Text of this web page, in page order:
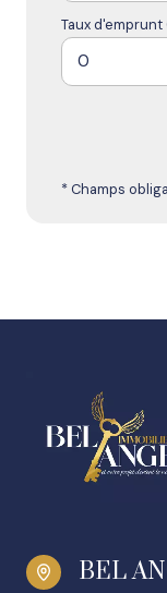
Taux d'emprunt
* Champs
BEL